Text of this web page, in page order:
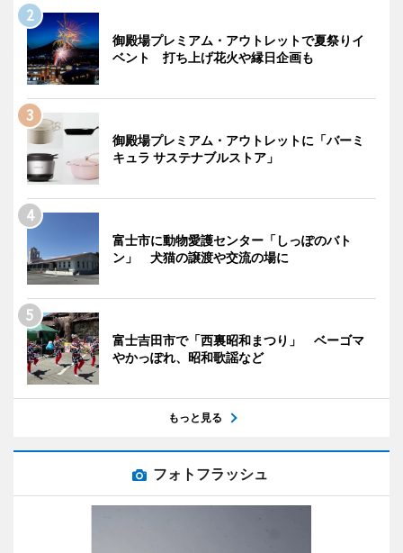
御殿場プレミアム・アウトレットで夏祭りイ
ベント 打ち上げ花火や縁日企画も
御殿場プレミアム・アウトレットに「バーミ
キュラ サステナブルストア」
富士市に動物愛護センター「しっぽのバト
ン」 犬猫の譲渡や交流の場に
富士吉田市で「西裏昭和まつり」 ベーゴマ
やかっぽれ、昭和歌謡など
もっと見る
フォトフラッシュ